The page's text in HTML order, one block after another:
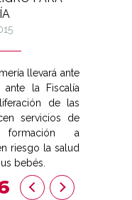
llevará ante
la Fiscalía
de las
servicios de
formación a
riesgo la salud
bebés.